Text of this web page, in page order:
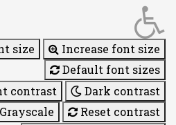
size
Increase font size
Default font sizes
contrast
Dark contrast
Grayscale
Reset contrast